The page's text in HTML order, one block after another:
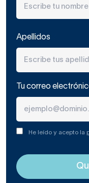
Apellidos
Tu correo
He leído y acepto la